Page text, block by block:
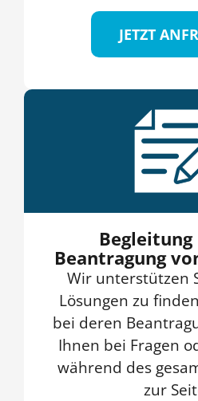
JETZT
Beantragung
Wir unterstützen
Lösungen zu
bei deren
Ihnen bei Fragen
während des
zur